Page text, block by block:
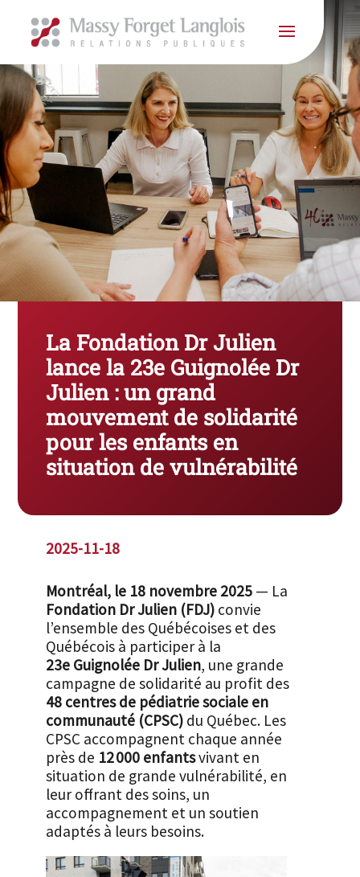
La Fondation Dr Julien
lance la 23e Guignolée Dr
Julien : un grand
mouvement de solidarité
pour les enfants en
situation de vulnérabilité
2025-11-18
Montréal, le 18 novembre 2025 — La
Fondation Dr Julien (FDJ) convie
l’ensemble des Québécoises et des
Québécois à participer à la
23e Guignolée Dr Julien, une grande
campagne de solidarité au profit des
48 centres de pédiatrie sociale en
communauté (CPSC) du Québec. Les
CPSC accompagnent chaque année
près de 12 000 enfantsvivant en
situation de grande vulnérabilité, en
leur offrant des soins, un
accompagnement et un soutien
adaptés à leurs besoins.